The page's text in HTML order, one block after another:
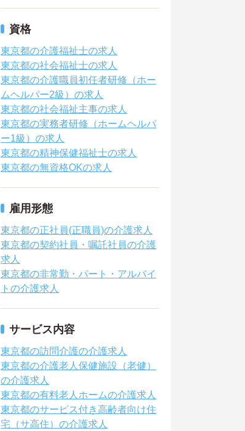
資格
東京都の介護福祉士の求人
東京都の社会福祉士の求人
東京都の介護職員初任者研修（ホー
ムヘルパー2級）の求人
東京都の社会福祉主事の求人
東京都の実務者研修（ホームヘルパ
ー1級）の求人
東京都の精神保健福祉士の求人
東京都の無資格OKの求人
雇用形態
東京都の正社員(正職員)の介護求人
東京都の契約社員・嘱託社員の介護
求人
東京都の非常勤・パート・アルバイ
トの介護求人
サービス内容
東京都の訪問介護の介護求人
東京都の介護老人保健施設（老健）
の介護求人
東京都の有料老人ホームの介護求人
東京都のサービス付き高齢者向け住
宅（サ高住）の介護求人